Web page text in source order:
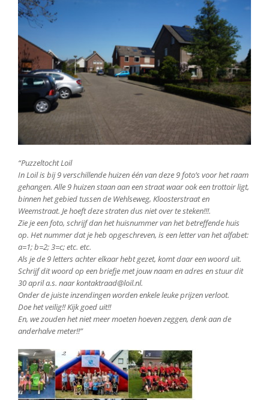
“Puzzeltocht Loil
In Loil is bij 9 verschillende huizen één van deze 9 foto’s voor het raam
gehangen. Alle 9 huizen staan aan een straat waar ook een trottoir ligt,
binnen het gebied tussen de Wehlseweg, Kloosterstraat en
Weemstraat. Je hoeft deze straten dus niet over te steken!!!.
Zie je een foto, schrijf dan het huisnummer van het betreffende huis
op. Het nummer dat je heb opgeschreven, is een letter van het alfabet:
a=1; b=2; 3=c; etc. etc.
Als je de 9 letters achter elkaar hebt gezet, komt daar een woord uit.
Schrijf dit woord op een briefje met jouw naam en adres en stuur dit
30 april a.s. naar kontaktraad@loil.nl.
Onder de juiste inzendingen worden enkele leuke prijzen verloot.
Doe het veilig!! Kijk goed uit!!
En, we zouden het niet meer moeten hoeven zeggen, denk aan de
anderhalve meter!!”